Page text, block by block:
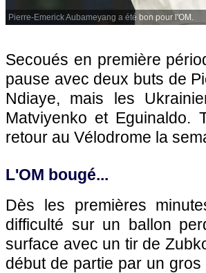
Pierre-Emerick Aubameyang a été bon pour l'OM.
Secoués en première
pause avec deux buts de
Ndiaye, mais les
Matviyenko et Eguinaldo.
retour au Vélodrome la
L'OM bougé...
Dès les premières
difficulté sur un ballon
surface avec un tir de
début de partie par un